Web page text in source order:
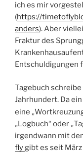
ich es mir
(https://
anders). Aber
Fraktur des
Entschuldigungen
Tagebuch
Jahrhundert. Da
eine
„Logbuch“ oder
irgendwann mit
flygibt es seit